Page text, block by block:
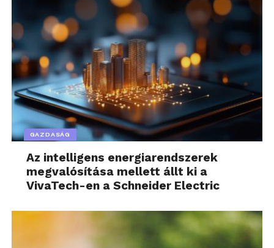
GAZDASÁG
Az intelligens energiarendszerek
megvalósítása mellett állt ki a
VivaTech-en a Schneider Electric